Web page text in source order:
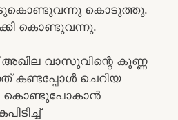
കൊടുത്തു.
കൊണ്ടുവന്നു.
അഖില വാസുവിന്റെ കുണ്ണ
കണ്ടപ്പോള്‍ ചെറിയ
കൊണ്ടുപോകാന്‍